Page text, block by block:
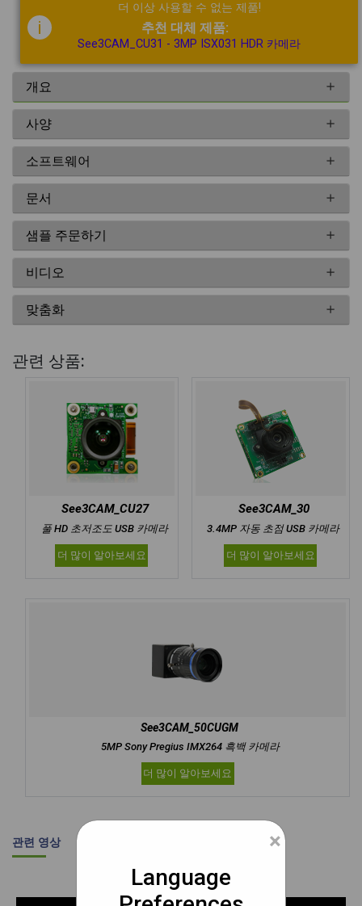
i
더 이상 사용할 수 없는 제품!
추천 대체 제품:
See3CAM_CU31 - 3MP ISX031 HDR 카메라
개요
사양
소프트웨어
문서
샘플 주문하기
비디오
맞춤화
관련 상품:
See3CAM_CU27
풀 HD 초저조도 USB 카메라
더 많이 알아보세요
See3CAM_30
3.4MP 자동 초점 USB 카메라
더 많이 알아보세요
See3CAM_50CUGM
5MP Sony Pregius IMX264 흑백 카메라
더 많이 알아보세요
관련 영상
×
Language